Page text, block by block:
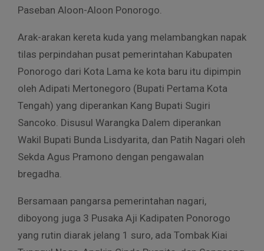
Paseban Aloon-Aloon Ponorogo.
Arak-arakan kereta kuda yang melambangkan napak
tilas perpindahan pusat pemerintahan Kabupaten
Ponorogo dari Kota Lama ke kota baru itu dipimpin
oleh Adipati Mertonegoro (Bupati Pertama Kota
Tengah) yang diperankan Kang Bupati Sugiri
Sancoko. Disusul Warangka Dalem diperankan
Wakil Bupati Bunda Lisdyarita, dan Patih Nagari oleh
Sekda Agus Pramono dengan pengawalan
bregadha.
Bersamaan pangarsa pemerintahan nagari,
diboyong juga 3 Pusaka Aji Kadipaten Ponorogo
yang rutin diarak jelang 1 suro, ada Tombak Kiai